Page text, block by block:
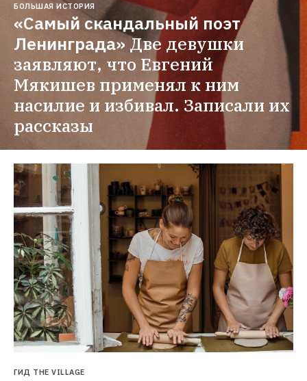
БОЛЬШАЯ ИСТОРИЯ
«Самый скандальный поэт
Ленинграда»Две девушки
заявляют, что Евгений
Мякишев применял к ним
насилие и избивал. Записали их
рассказы
ГИД THE VILLAGE